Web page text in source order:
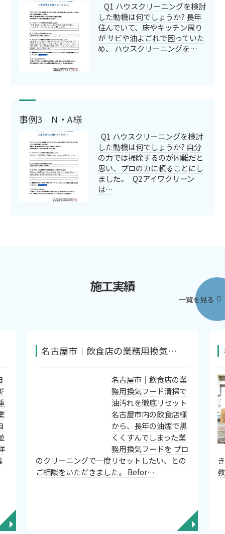
Q1 ハウスクリーニングを検討
した動機は何でしょうか? 長年
住んでいて、床やキッチン周り
が サビや油よごれで困っていた
め、 ハウスクリーニングを…
事例3 N・A様
Q1 ハウスクリーニングを検討
した動機は何でしょうか? 自分
の力では掃除するのが困難だと
思い、プロのカに頼ることにし
ました。 Q2アイワクリーン
は…
施工実績
一覧を見る
◥
名古屋市｜飲食店の業務用換気…
名古屋市｜飲食店の業
務用換気フード清掃で
油汚れを徹底リセット
名古屋市内の飲食店様
から、長年の油煙で黒
くくすんでしまった業
務用換気フードを プロ
のクリーニングで一度リセットしたい、との
ご相談をいただきました。 Befor…
◥